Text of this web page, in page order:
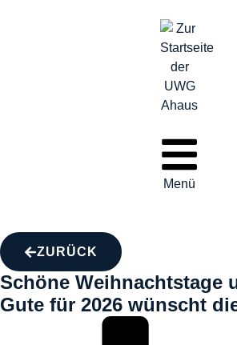
Menü
ZURÜCK
Schöne Weihnachtstage
Gute für 2026 wünscht